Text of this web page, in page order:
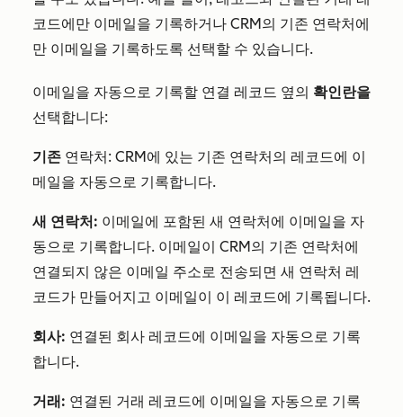
코드에만 이메일을 기록하거나 CRM의 기존 연락처에
만 이메일을 기록하도록 선택할 수 있습니다.
이메일을 자동으로 기록할 연결 레코드 옆의 확인란을
선택합니다:
기존 연락처: CRM에 있는 기존 연락처의 레코드에 이
메일을 자동으로 기록합니다.
새 연락처: 이메일에 포함된 새 연락처에 이메일을 자
동으로 기록합니다. 이메일이 CRM의 기존 연락처에
연결되지 않은 이메일 주소로 전송되면 새 연락처 레
코드가 만들어지고 이메일이 이 레코드에 기록됩니다.
회사: 연결된 회사 레코드에 이메일을 자동으로 기록
합니다.
거래: 연결된 거래 레코드에 이메일을 자동으로 기록